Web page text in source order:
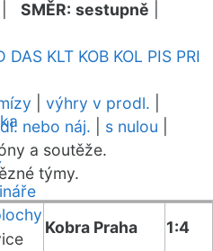
SMĚR: sestupně
DAS KLT KOB KOL PIS PRI
výhry v prodl.
nebo náj. s nulou
a soutěže.
týmy.
Kobra Praha
1:4